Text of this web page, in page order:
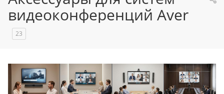
видеоконференций Aver
23